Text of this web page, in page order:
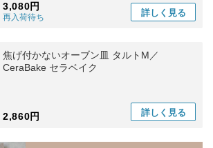
3,080円
再入荷待ち 詳しく 見る
焦げ付かないオーブン皿 タルトM／
CeraBake セラベイク
2,860円 詳しく 見る